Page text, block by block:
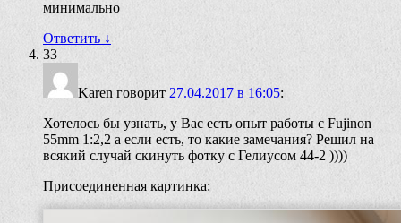
минимально
Ответить ↓
33
Karen говорит 27.04.2017 в 16:05:
Хотелось бы узнать, у Вас есть опыт работы с Fujinon
55mm 1:2,2 а если есть, то какие замечания? Решил на
всякий случай скинуть фотку с Гелиусом 44-2 ))))
Присоединенная картинка: